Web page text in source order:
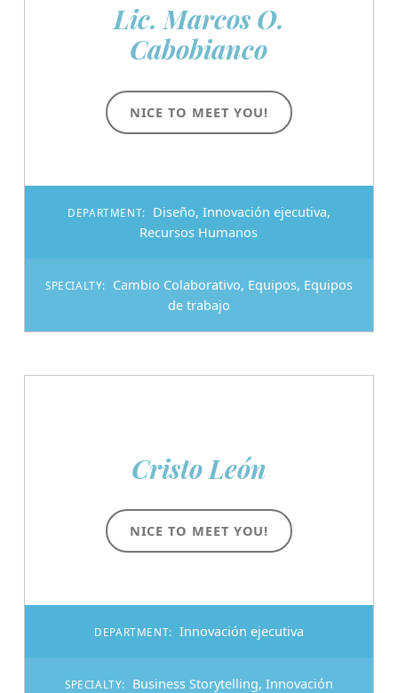
Lic. Marcos O.
Cabobianco
NICE TO MEET YOU!
DEPARTMENT: Diseño, Innovación ejecutiva,
Recursos Humanos
SPECIALTY: Cambio Colaborativo, Equipos, Equipos
de trabajo
Cristo León
NICE TO MEET YOU!
DEPARTMENT: Innovación ejecutiva
SPECIALTY: Business Storytelling, Innovación